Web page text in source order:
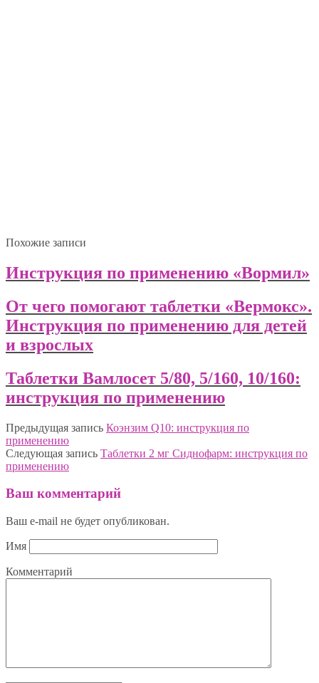
Похожие записи
Инструкция по применению «Вормил»
От чего помогают таблетки «Вермокс».
Инструкция по применению для детей
и взрослых
Таблетки Вамлосет 5/80, 5/160, 10/160:
инструкция по применению
Предыдущая запись Коэнзим Q10: инструкция по
применению
Следующая запись Таблетки 2 мг Сиднофарм: инструкция по
применению
Ваш комментарий
Ваш e-mail не будет опубликован.
Имя
Комментарий